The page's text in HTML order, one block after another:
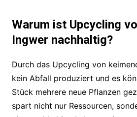
Warum ist Upcycling
Ingwer nachhaltig?
Durch das Upcycling von
kein Abfall produziert und es
Stück mehrere neue Pflanzen
spart nicht nur Ressourcen,